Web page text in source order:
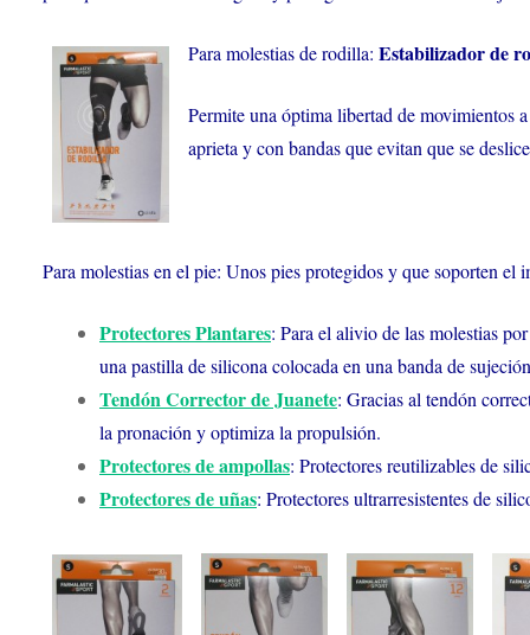
Para molestias de rodilla: Estabilizador de
Permite una óptima libertad de movimientos
aprieta y con bandas que evitan que se
Para molestias en el pie: Unos pies protegidos y que soporten el
Protectores Plantares: Para el alivio de las molestias
una pastilla de silicona colocada en una banda de
Tendón Corrector de Juanete: Gracias al tendón
la pronación y optimiza la propulsión.
Protectores de ampollas: Protectores reutilizables de
Protectores de uñas: Protectores ultrarresistentes de